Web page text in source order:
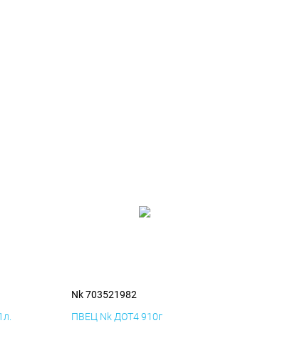
Nk 703521982
ПВЕЦ Nk ДОТ4 910г